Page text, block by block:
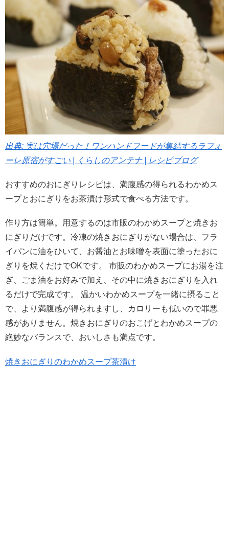
出典: 実は穴場だった！ワンハンドフードが集結するラフォ
ーレ原宿がすごい | くらしのアンテナ | レシピブログ
おすすめのおにぎりレシピは、満腹感の得られるわかめス
ープとおにぎりをお茶漬け形式で食べる方法です。
作り方は簡単。用意するのは市販のわかめスープと焼きお
にぎりだけです。冷凍の焼きおにぎりがない場合は、フラ
イパンに油をひいて、お醤油とお味噌を表面に塗ったおに
ぎりを焼くだけでOKです。 市販のわかめスープにお湯を注
ぎ、ごま油をお好みで加え、その中に焼きおにぎりを入れ
るだけで完成です。 温かいわかめスープを一緒に摂ること
で、より満腹感が得られますし、カロリーも低いので罪悪
感がありません。焼きおにぎりのおこげとわかめスープの
絶妙なバランスで、おいしさも満点です。
焼きおにぎりのわかめスープ茶漬け